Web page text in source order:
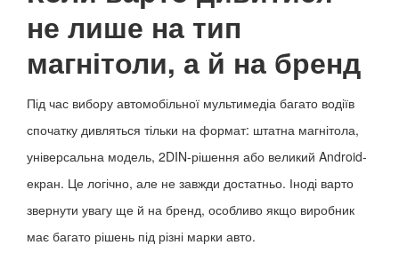
не лише на тип
магнітоли, а й на бренд
Під час вибору автомобільної мультимедіа багато водіїв
спочатку дивляться тільки на формат: штатна магнітола,
універсальна модель, 2DIN-рішення або великий Android-
екран. Це логічно, але не завжди достатньо. Іноді варто
звернути увагу ще й на бренд, особливо якщо виробник
має багато рішень під різні марки авто.